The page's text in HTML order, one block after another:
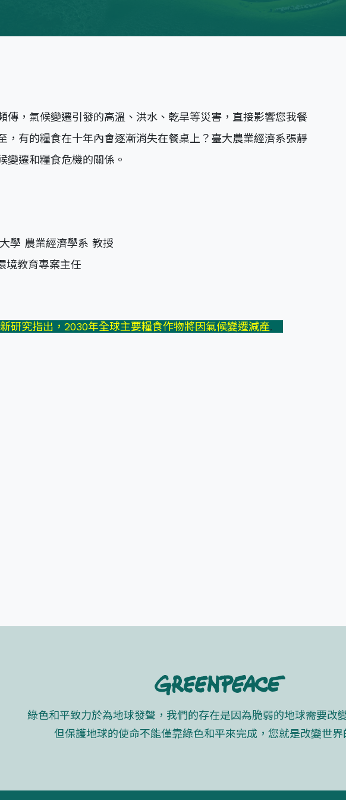
傳，氣候變遷引發的高溫、洪水、乾旱等災害，直接影響您我餐
，有的糧食在十年內會逐漸消失在餐桌上？臺大農業經濟系張靜
變遷和糧食危機的關係。
學 農業經濟學系 教授
境教育專案主任
研究指出，2030年全球主要糧食作物將因氣候變遷減產.
綠色和平致力於為地球發聲，我們的存在是因為脆弱的地球需要改
但保護地球的使命不能僅靠綠色和平來完成，您就是改變世界